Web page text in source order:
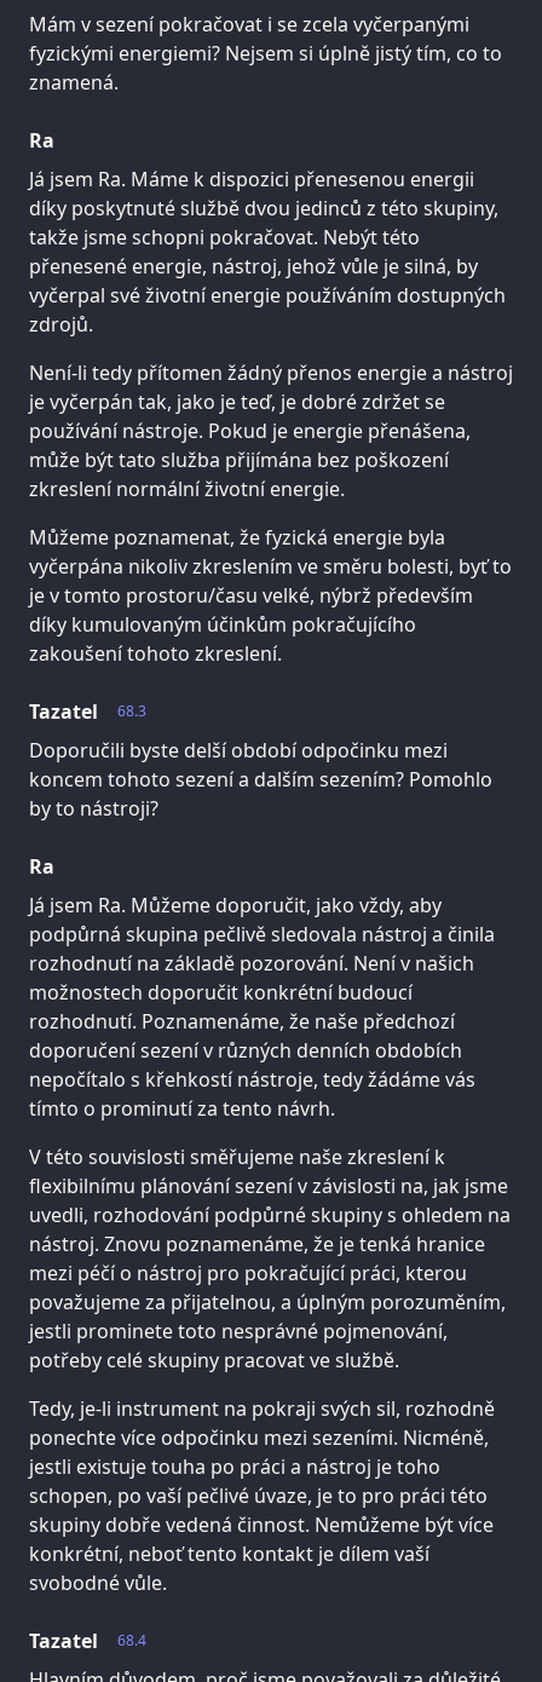
Mám v sezení pokračovat i se zcela vyčerpanými
fyzickými energiemi? Nejsem si úplně jistý tím, co to
znamená.
Ra
Já jsem Ra. Máme k dispozici přenesenou energii
díky poskytnuté službě dvou jedinců z této skupiny,
takže jsme schopni pokračovat. Nebýt této
přenesené energie, nástroj, jehož vůle je silná, by
vyčerpal své životní energie používáním dostupných
zdrojů.
Není-li tedy přítomen žádný přenos energie a nástroj
je vyčerpán tak, jako je teď, je dobré zdržet se
používání nástroje. Pokud je energie přenášena,
může být tato služba přijímána bez poškození
zkreslení normální životní energie.
Můžeme poznamenat, že fyzická energie byla
vyčerpána nikoliv zkreslením ve směru bolesti, byť to
je v tomto prostoru/času velké, nýbrž především
díky kumulovaným účinkům pokračujícího
zakoušení tohoto zkreslení.
68.3
Tazatel
Doporučili byste delší období odpočinku mezi
koncem tohoto sezení a dalším sezením? Pomohlo
by to nástroji?
Ra
Já jsem Ra. Můžeme doporučit, jako vždy, aby
podpůrná skupina pečlivě sledovala nástroj a činila
rozhodnutí na základě pozorování. Není v našich
možnostech doporučit konkrétní budoucí
rozhodnutí. Poznamenáme, že naše předchozí
doporučení sezení v různých denních obdobích
nepočítalo s křehkostí nástroje, tedy žádáme vás
tímto o prominutí za tento návrh.
V této souvislosti směřujeme naše zkreslení k
flexibilnímu plánování sezení v závislosti na, jak jsme
uvedli, rozhodování podpůrné skupiny s ohledem na
nástroj. Znovu poznamenáme, že je tenká hranice
mezi péčí o nástroj pro pokračující práci, kterou
považujeme za přijatelnou, a úplným porozuměním,
jestli prominete toto nesprávné pojmenování,
potřeby celé skupiny pracovat ve službě.
Tedy, je-li instrument na pokraji svých sil, rozhodně
ponechte více odpočinku mezi sezeními. Nicméně,
jestli existuje touha po práci a nástroj je toho
schopen, po vaší pečlivé úvaze, je to pro práci této
skupiny dobře vedená činnost. Nemůžeme být více
konkrétní, neboť tento kontakt je dílem vaší
svobodné vůle.
68.4
Tazatel